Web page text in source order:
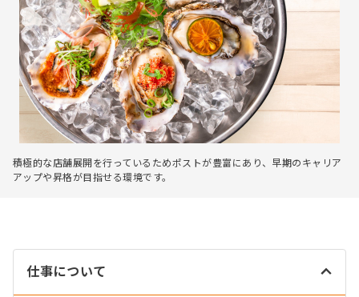
積極的な店舗展開を行っているためポストが豊富にあり、早期のキャリア
アップや昇格が目指せる環境です。
仕事について